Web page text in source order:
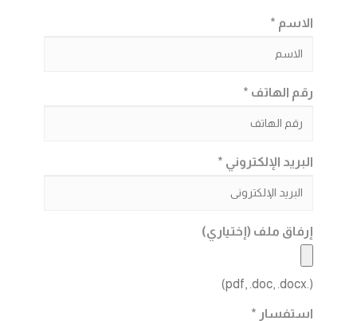
الاسم *
رقم الهاتف *
البريد الإلكتروني *
إرفاق ملف (إختياري)
(.pdf, .doc, .docx)
استفسار *